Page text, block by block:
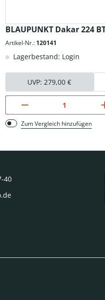
BLAUPUNKT Dakar 224
Artikel-Nr.: 120141
Lagerbestand: Login
UVP:279,00 €
Zum Vergleich hinzufügen
40